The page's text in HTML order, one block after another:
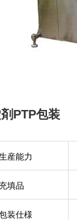
PTP包装
産能力
填品
装仕様